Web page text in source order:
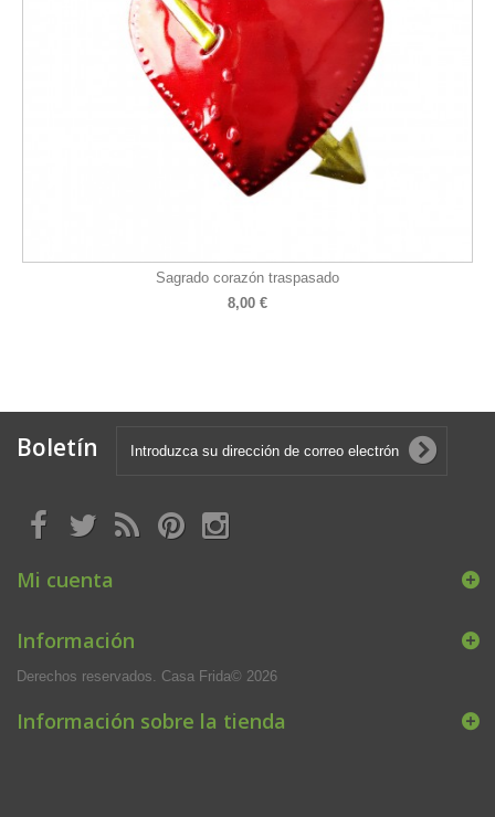
Sagrado corazón traspasado
8,00 €
Boletín
Mi cuenta
Información
Derechos reservados. Casa Frida© 2026
Información sobre la tienda